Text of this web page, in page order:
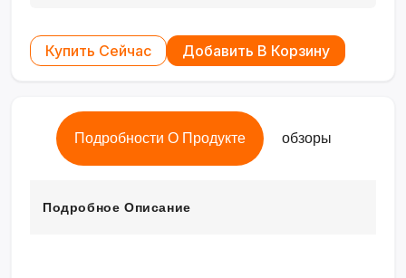
Купить Сейчас Добавить В Корзину
Подробности О Продукте обзоры
Подробное Описание